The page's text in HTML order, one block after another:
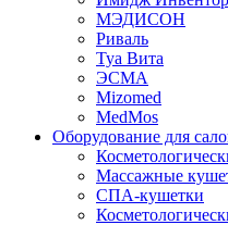
МЭДИСОН
Риваль
Туа Вита
ЭСМА
Mizomed
MedMos
Оборудование для
Массажные
СПА-кушетки